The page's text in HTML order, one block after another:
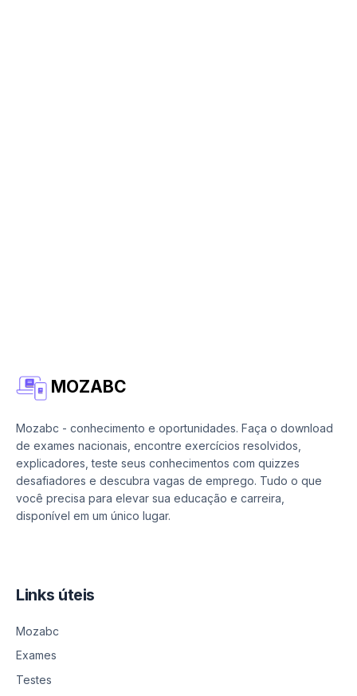
MOZABC
Mozabc - conhecimento e oportunidades. Faça o download
de exames nacionais, encontre exercícios resolvidos,
explicadores, teste seus conhecimentos com quizzes
desafiadores e descubra vagas de emprego. Tudo o que
você precisa para elevar sua educação e carreira,
disponível em um único lugar.
Links úteis
Mozabc
Exames
Testes